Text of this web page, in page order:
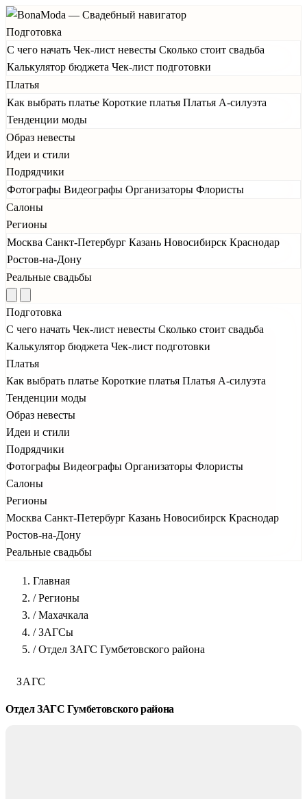
Подготовка
С чего начать Чек-лист невесты Сколько стоит свадьба
Калькулятор бюджета Чек-лист подготовки
Платья
Как выбрать платье Короткие платья Платья А-силуэта
Тенденции моды
Образ невесты
Идеи и стили
Подрядчики
Фотографы Видеографы Организаторы Флористы
Салоны
Регионы
Москва Санкт-Петербург Казань Новосибирск Краснодар
Ростов-на-Дону
Реальные свадьбы
Подготовка
С чего начать Чек-лист невесты Сколько стоит свадьба
Калькулятор бюджета Чек-лист подготовки
Платья
Как выбрать платье Короткие платья Платья А-силуэта
Тенденции моды
Образ невесты
Идеи и стили
Подрядчики
Фотографы Видеографы Организаторы Флористы
Салоны
Регионы
Москва Санкт-Петербург Казань Новосибирск Краснодар
Ростов-на-Дону
Реальные свадьбы
Главная
/ Регионы
/ Махачкала
/ ЗАГСы
/ Отдел ЗАГС Гумбетовского района
ЗАГС
Отдел ЗАГС Гумбетовского района